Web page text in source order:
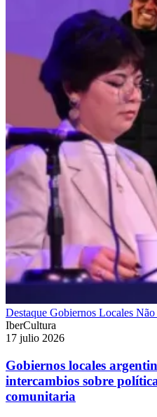
Destaque Gobiernos Locales Não
IberCultura
17 julio 2026
Gobiernos locales
intercambios sobre
comunitaria